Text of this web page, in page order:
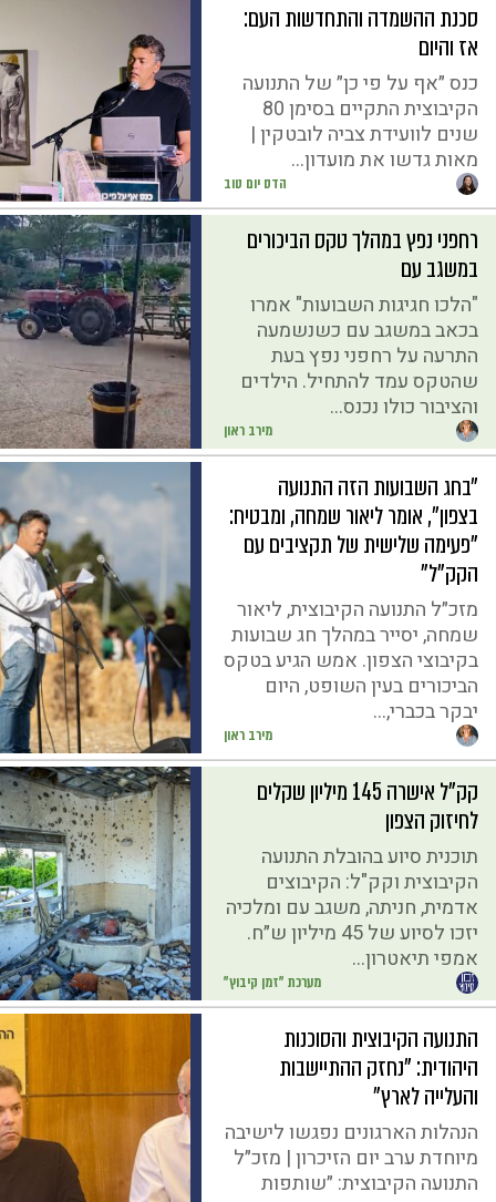
הדס יום טוב
סכנת ההשמדה והתחדשות העם:
אז והיום
כנס ״אף על פי כן״ של התנועה
הקיבוצית התקיים בסימן 80
שנים לוועידת צביה לובטקין |
מאות גדשו את מועדון...
מירב ראון
רחפני נפץ במהלך טקס הביכורים
במשגב עם
"הלכו חגיגות השבועות" אמרו
בכאב במשגב עם כשנשמעה
התרעה על רחפני נפץ בעת
שהטקס עמד להתחיל. הילדים
והציבור כולו נכנס...
מירב ראון
״בחג השבועות הזה התנועה
בצפון״, אומר ליאור שמחה, ומבטיח:
"פעימה שלישית של תקציבים עם
הקק"ל"
מזכ״ל התנועה הקיבוצית, ליאור
שמחה, יסייר במהלך חג שבועות
בקיבוצי הצפון. אמש הגיע בטקס
הביכורים בעין השופט, היום
יבקר בכברי,...
מערכת "זמן קיבוץ"
קק"ל אישרה 145 מיליון שקלים
לחיזוק הצפון
תוכנית סיוע בהובלת התנועה
הקיבוצית וקק"ל: הקיבוצים
אדמית, חניתה, משגב עם ומלכיה
יזכו לסיוע של 45 מיליון ש״ח.
אמפי תיאטרון...
התנועה הקיבוצית והסוכנות
היהודית: "נחזק ההתיישבות
והעלייה לארץ"
הנהלות הארגונים נפגשו לישיבה
מיוחדת ערב יום הזיכרון | מזכ״ל
התנועה הקיבוצית: ״שותפות